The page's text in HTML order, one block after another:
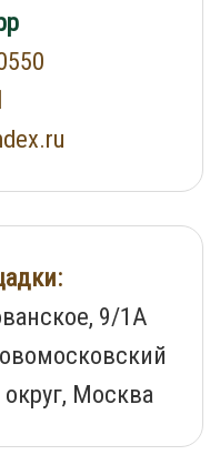
9/1А
Москва